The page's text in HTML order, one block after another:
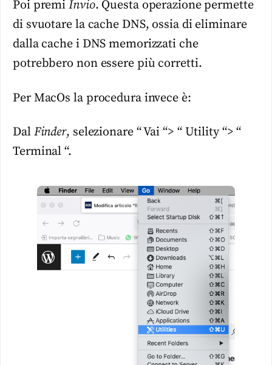
Poi premi Invio. Questa operazione permette
di svuotare la cache DNS, ossia di eliminare
dalla cache i DNS memorizzati che
potrebbero non essere più corretti.
Per MacOs la procedura invece è:
Dal Finder, selezionare “ Vai “> “ Utility “> “
Terminal “.